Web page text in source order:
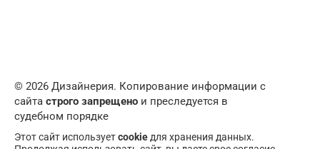
© 2026 Дизайнерия. Копирование информации с
сайта строго запрещено и преследуется в
судебном порядке
Этот сайт используетcookie для хранения данных.